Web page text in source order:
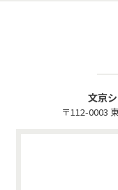
文京
〒112-0003